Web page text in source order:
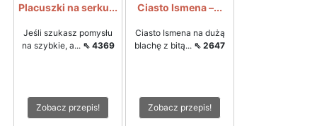
Placuszki na serku...
Jeśli szukasz pomysłu
na szybkie, a... ⇖ 4369
Zobacz przepis!
Ciasto Ismena –...
Ciasto Ismena na dużą
blachę z bitą... ⇖ 2647
Zobacz przepis!